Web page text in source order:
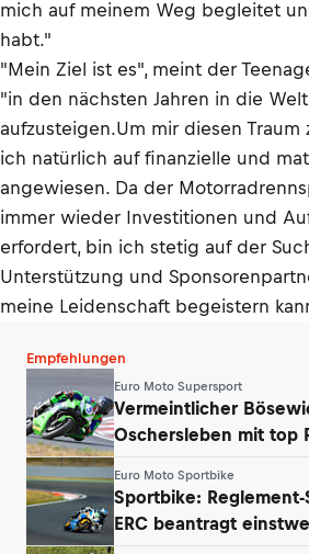
mich auf meinem Weg begleitet
habt."
"Mein Ziel ist es", meint der
"in den nächsten Jahren in die
aufzusteigen.Um mir diesen Traum
ich natürlich auf finanzielle und
angewiesen. Da der
immer wieder Investitionen und
erfordert, bin ich stetig auf der
Unterstützung und
meine Leidenschaft begeistern
Empfehlungen
Euro Moto Supersport
Vermeintlicher
Oschersleben mit top
Euro Moto Sportbike
Sportbike: Reglement-
ERC beantragt